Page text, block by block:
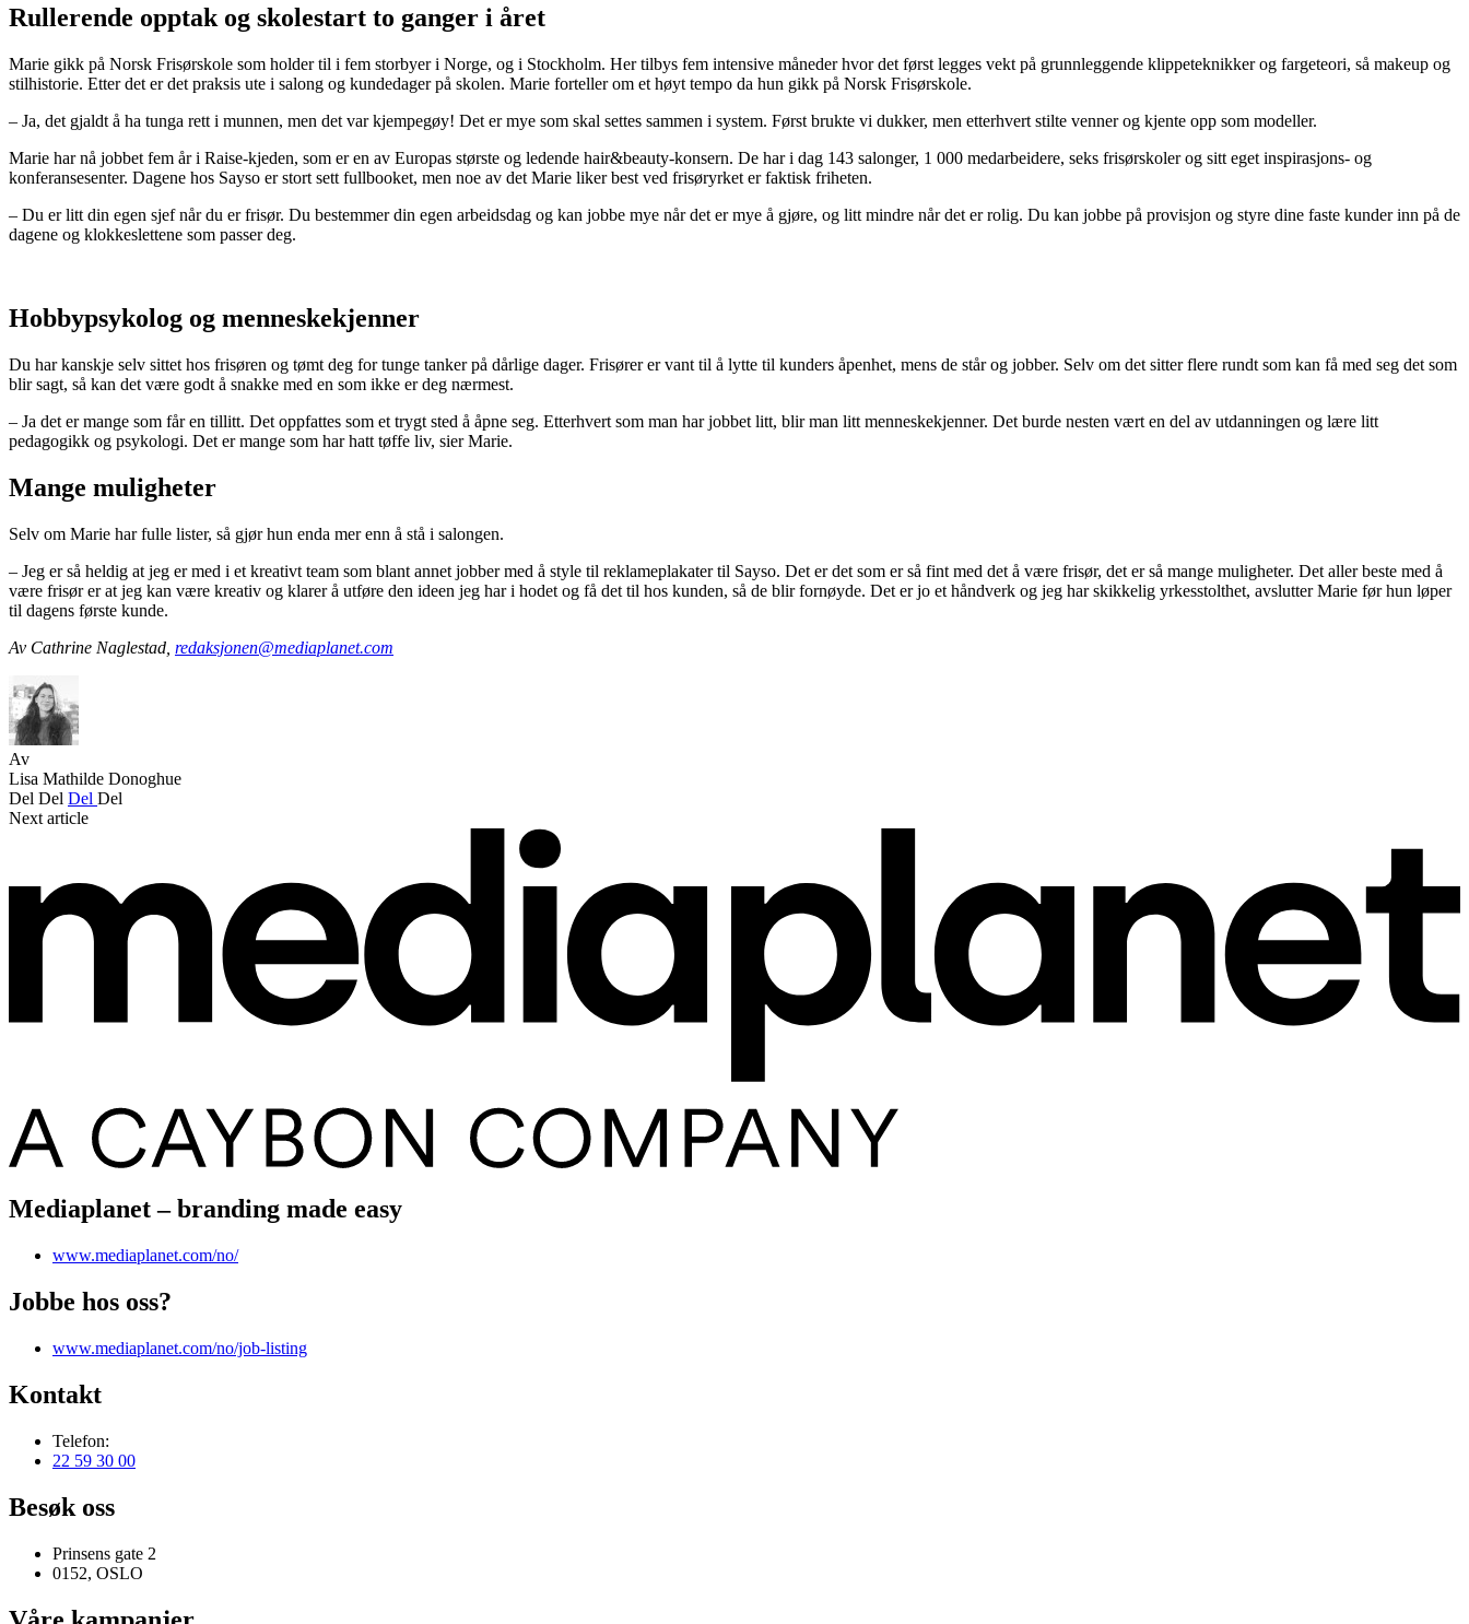
Rullerende opptak og skolestart to ganger i året
Marie gikk på Norsk Frisørskole som holder til i fem storbyer i Norge, og i Stockholm. Her tilbys fem intensive måneder hvor det først legges vekt på grunnleggende klippeteknikker og fargeteori, så makeup og
stilhistorie. Etter det er det praksis ute i salong og kundedager på skolen. Marie forteller om et høyt tempo da hun gikk på Norsk Frisørskole.
– Ja, det gjaldt å ha tunga rett i munnen, men det var kjempegøy! Det er mye som skal settes sammen i system. Først brukte vi dukker, men etterhvert stilte venner og kjente opp som modeller.
Marie har nå jobbet fem år i Raise-kjeden, som er en av Europas største og ledende hair&beauty-konsern. De har i dag 143 salonger, 1 000 medarbeidere, seks frisørskoler og sitt eget inspirasjons- og
konferansesenter. Dagene hos Sayso er stort sett fullbooket, men noe av det Marie liker best ved frisøryrket er faktisk friheten.
– Du er litt din egen sjef når du er frisør. Du bestemmer din egen arbeidsdag og kan jobbe mye når det er mye å gjøre, og litt mindre når det er rolig. Du kan jobbe på provisjon og styre dine faste kunder inn på de
dagene og klokkeslettene som passer deg.
Hobbypsykolog og menneskekjenner
Du har kanskje selv sittet hos frisøren og tømt deg for tunge tanker på dårlige dager. Frisører er vant til å lytte til kunders åpenhet, mens de står og jobber. Selv om det sitter flere rundt som kan få med seg det som
blir sagt, så kan det være godt å snakke med en som ikke er deg nærmest.
– Ja det er mange som får en tillitt. Det oppfattes som et trygt sted å åpne seg. Etterhvert som man har jobbet litt, blir man litt menneskekjenner. Det burde nesten vært en del av utdanningen og lære litt
pedagogikk og psykologi. Det er mange som har hatt tøffe liv, sier Marie.
Mange muligheter
Selv om Marie har fulle lister, så gjør hun enda mer enn å stå i salongen.
– Jeg er så heldig at jeg er med i et kreativt team som blant annet jobber med å style til reklameplakater til Sayso. Det er det som er så fint med det å være frisør, det er så mange muligheter. Det aller beste med å
være frisør er at jeg kan være kreativ og klarer å utføre den ideen jeg har i hodet og få det til hos kunden, så de blir fornøyde. Det er jo et håndverk og jeg har skikkelig yrkesstolthet, avslutter Marie før hun løper
til dagens første kunde.
Av Cathrine Naglestad, redaksjonen@mediaplanet.com
Av
Lisa Mathilde Donoghue
Del Del Del Del
Next article
Mediaplanet – branding made easy
www.mediaplanet.com/no/
Jobbe hos oss?
www.mediaplanet.com/no/job-listing
Kontakt
Telefon:
22 59 30 00
Besøk oss
Prinsens gate 2
0152, OSLO